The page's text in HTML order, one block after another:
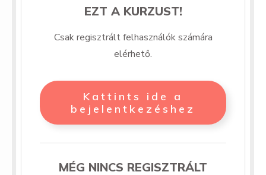
EZT A KURZUST!
Csak regisztrált felhasználók számára
elérhető.
Kattints ide a
bejelentkezéshez
MÉG NINCS REGISZTRÁLT